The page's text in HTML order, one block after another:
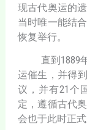
现古代奥运的
当时唯一能结
恢复举行。
直到1889
运催生，并得
议，并有21个
定，遵循古代
会也于此时正式